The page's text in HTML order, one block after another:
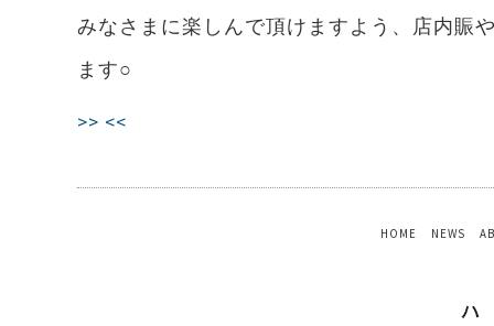
みなさまに楽しんで頂けますよう、店内賑
ます○
>> <<
HOME NEWS